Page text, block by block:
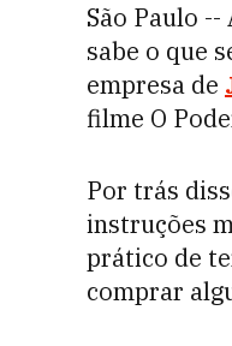
São Paulo
sabe o que
empresa de
filme O
Por trás
instruções
prático de
comprar